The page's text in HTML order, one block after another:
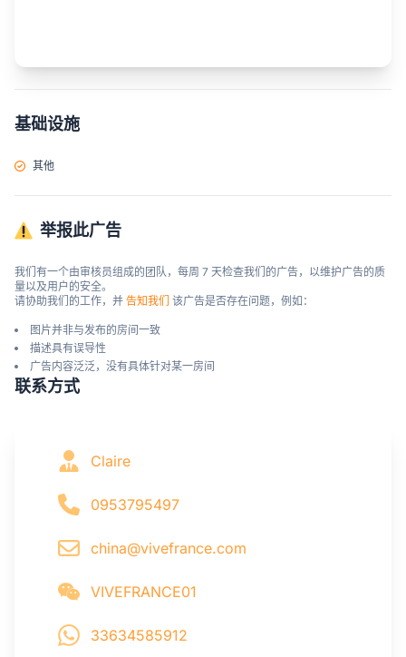
基础设施
其他
举报此广告
我们有一个由审核员组成的团队，每周 7 天检查我们的广告，以维护广告的质
量以及用户的安全。
请协助我们的工作，并 告知我们 该广告是否存在问题，例如：
图片并非与发布的房间一致
描述具有误导性
广告内容泛泛，没有具体针对某一房间
联系方式
Claire
0953795497
china@vivefrance.com
VIVEFRANCE01
33634585912